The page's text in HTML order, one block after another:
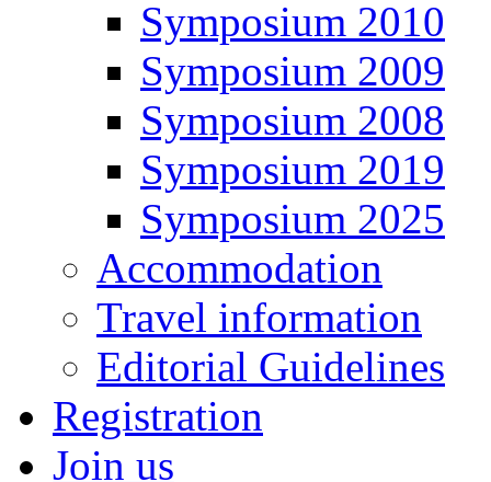
Symposium 2010
Symposium 2009
Symposium 2008
Symposium 2019
Symposium 2025
Accommodation
Travel information
Editorial Guidelines
Registration
Join us